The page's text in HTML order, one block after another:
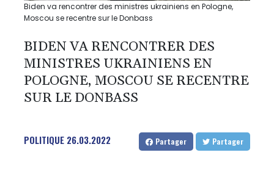
Biden va rencontrer des ministres ukrainiens en Pologne,
Moscou se recentre sur le Donbass
BIDEN VA RENCONTRER DES
MINISTRES UKRAINIENS EN
POLOGNE, MOSCOU SE RECENTRE
SUR LE DONBASS
POLITIQUE 26.03.2022 Partager Partager